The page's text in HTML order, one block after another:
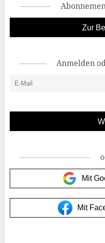
Zur
Anmelden
Mit
Mit